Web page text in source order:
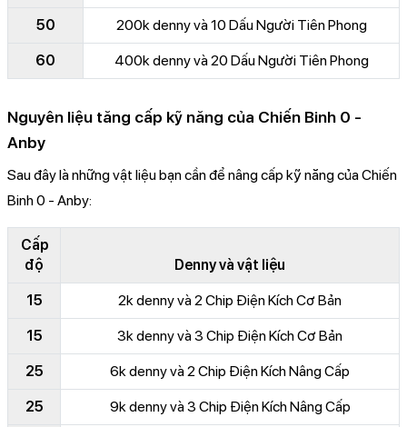
50 200k denny và 10 Dấu Người Tiên Phong
60 400k denny và 20 Dấu Người Tiên Phong
Nguyên liệu tăng cấp kỹ năng của Chiến Binh 0 -
Anby
Sau đây là những vật liệu bạn cần để nâng cấp kỹ năng của Chiến
Binh 0 - Anby:
Cấp
độ
Denny và vật liệu
15 2k denny và 2 Chip Điện Kích Cơ Bản
15 3k denny và 3 Chip Điện Kích Cơ Bản
25 6k denny và 2 Chip Điện Kích Nâng Cấp
25 9k denny và 3 Chip Điện Kích Nâng Cấp